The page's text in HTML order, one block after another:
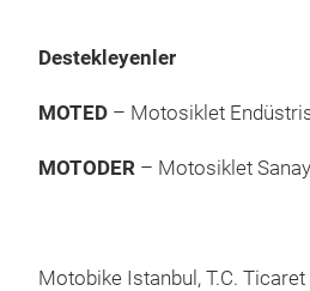
Destekleyenler
MOTED – Motosiklet
MOTODER – Motosiklet
Motobike Istanbul, T.C. Ticaret